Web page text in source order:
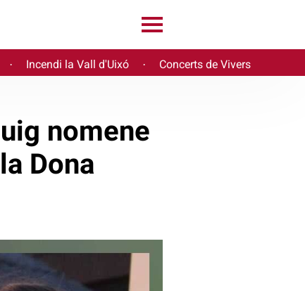
· Incendi la Vall d'Uixó · Concerts de Vivers
nomene
Dona